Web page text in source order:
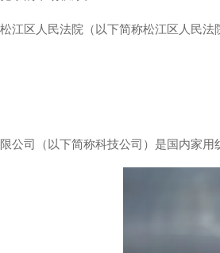
江区人民法院（以下简称松江区人民法
公司（以下简称科技公司）是国内家